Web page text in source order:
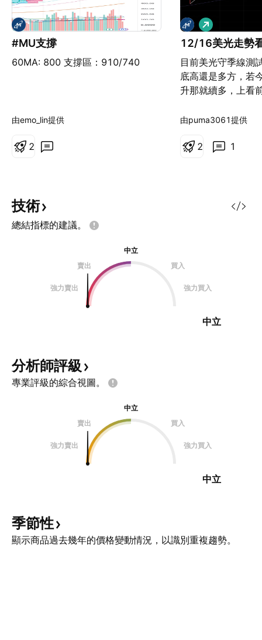
#MU支撐
60MA: 800 支撐區：910/740
由emo_lin提供
2
12/16美光走勢
目前美光守季線測
底高還是多方，若
升那就續多，上看
看
多
由puma3061提供
1
2
技術
總結指標的建議。
中立
賣出
買入
強力賣出 強力買入
中立
分析師評級
專業評級的綜合視圖。
中立
賣出
買入
強力賣出 強力買入
中立
季節性
顯示商品過去幾年的價格變動情況，以識別重複趨勢。